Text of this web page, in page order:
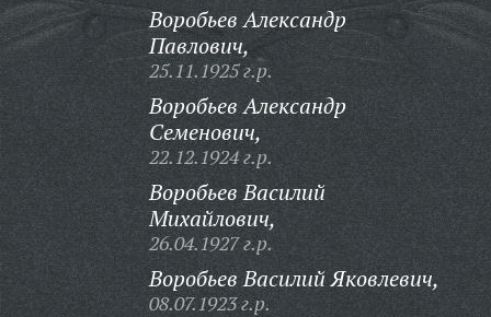
Воробьев Александр
Павлович,
25.11.1925 г.р.
Воробьев Александр
Семенович,
22.12.1924 г.р.
Воробьев Василий
Михайлович,
26.04.1927 г.р.
Воробьев Василий Яковлевич,
08.07.1923 г.р.